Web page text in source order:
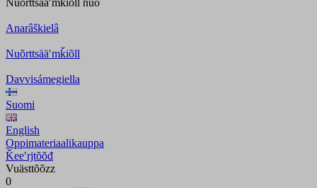
Anarâškielâ
Nuõrttsääʹmǩiõll
Davvisámegiella
Suomi
English
Oppimateriaalikauppa
Ǩeeʹrjtõõđ
Vuästtõõzz
0